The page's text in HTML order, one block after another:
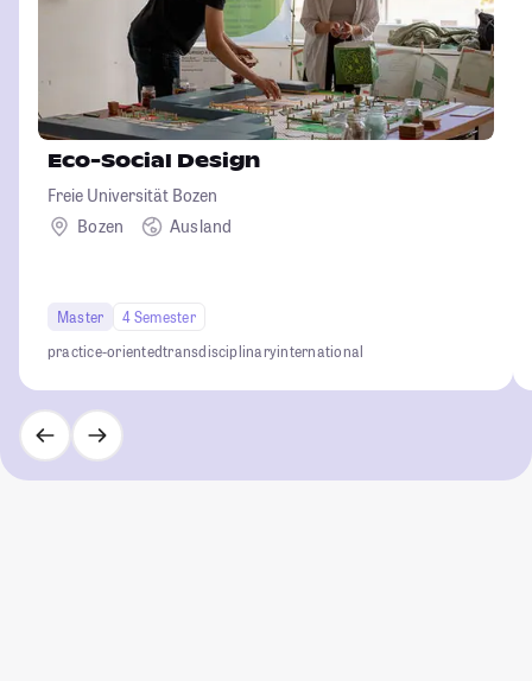
Eco-Social Design
Freie Universität Bozen
Bozen
Ausland
Master
4 Semester
practice-orientedtransdisciplinaryinternational